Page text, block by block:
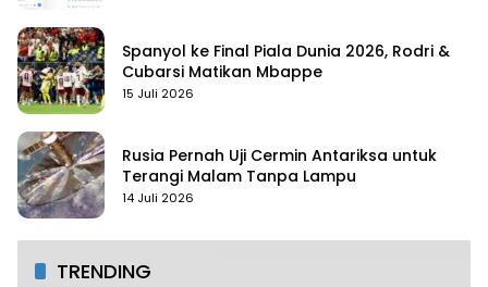
Spanyol ke Final Piala Dunia 2026, Rodri &
Cubarsi Matikan Mbappe
15 Juli 2026
Rusia Pernah Uji Cermin Antariksa untuk
Terangi Malam Tanpa Lampu
14 Juli 2026
TRENDING